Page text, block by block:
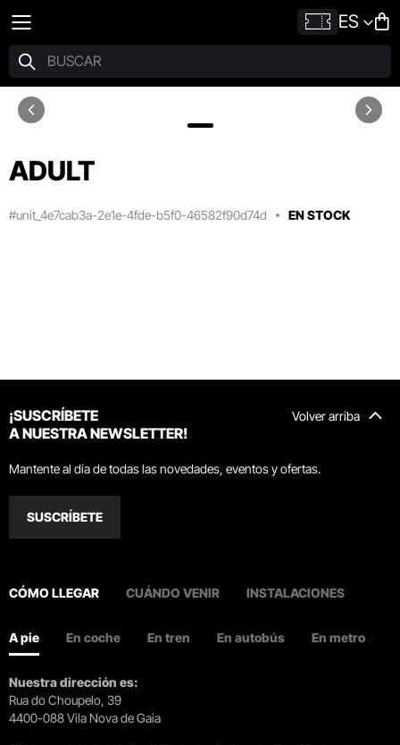
ES
ADULT
#unit_4e7cab3a-2e1e-4fde-b5f0-46582f90d74d EN STOCK
Volver arriba
¡SUSCRÍBETE
A NUESTRA NEWSLETTER!
Mantente al día de todas las novedades, eventos y ofertas.
SUSCRÍBETE
CÓMO LLEGAR CUÁNDO VENIR INSTALACIONES
A pie En coche En tren En autobús En metro
Nuestra dirección es:
Rua do Choupelo, 39
4400-088 Vila Nova de Gaia